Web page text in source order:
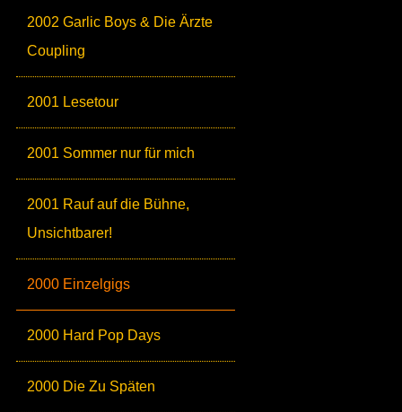
2002 Garlic Boys & Die Ärzte
Coupling
2001 Lesetour
2001 Sommer nur für mich
2001 Rauf auf die Bühne,
Unsichtbarer!
2000 Einzelgigs
2000 Hard Pop Days
2000 Die Zu Späten